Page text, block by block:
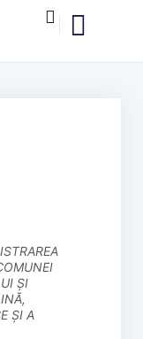
ȘI
ȘI A